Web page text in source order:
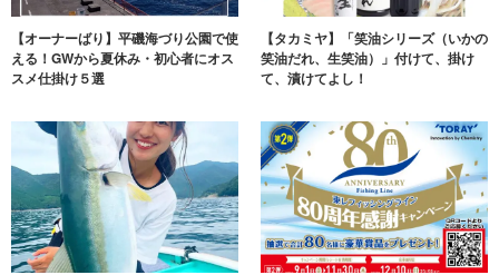
【オーナーばり】平磯海づり公園で使
える！GWから夏休み・初心者にオス
スメ仕掛け５選
【タカミヤ】「笑油シリーズ（いかの
笑油だれ、生笑油）」付けて、掛け
て、漬けてよし！